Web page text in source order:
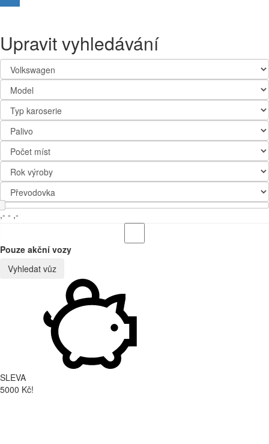
Upravit vyhledávání
,- - ,-
Pouze akční vozy
Vyhledat vůz
SLEVA
5000 Kč!